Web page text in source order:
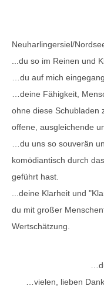
Neuharlingersiel/
...du so im Reinen und
…du auf mich
…deine Fähigkeit,
ohne diese Schubladen
offene, ausgleichende
…du uns so souverän
komödiantisch durch
geführt hast.
...deine Klarheit und
du mit großer
Wertschätzung.
…vielen, lieben